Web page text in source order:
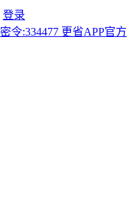
登录
更省APP官方